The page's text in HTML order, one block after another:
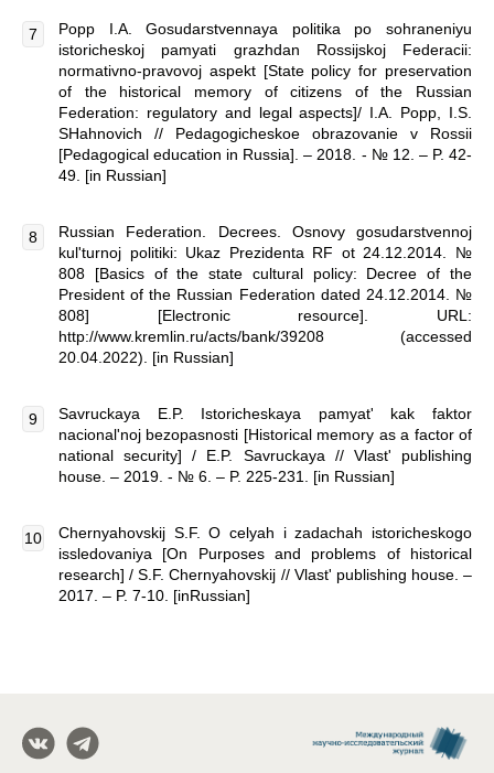
Popp I.A. Gosudarstvennaya politika po sohraneniyu
istoricheskoj pamyati grazhdan Rossijskoj Federacii:
normativno-pravovoj aspekt [State policy for preservation
of the historical memory of citizens of the Russian
Federation: regulatory and legal aspects]/ I.A. Popp, I.S.
SHahnovich // Pedagogicheskoe obrazovanie v Rossii
[Pedagogical education in Russia]. – 2018. - № 12. – P. 42-
49. [in Russian]
Russian Federation. Decrees. Osnovy gosudarstvennoj
kul'turnoj politiki: Ukaz Prezidenta RF ot 24.12.2014. №
808 [Basics of the state cultural policy: Decree of the
President of the Russian Federation dated 24.12.2014. №
808] [Electronic resource]. URL:
http://www.kremlin.ru/acts/bank/39208 (accessed
20.04.2022). [in Russian]
Savruckaya E.P. Istoricheskaya pamyat' kak faktor
nacional'noj bezopasnosti [Historical memory as a factor of
national security] / E.P. Savruckaya // Vlast' publishing
house. – 2019. - № 6. – P. 225-231. [in Russian]
Chernyahovskij S.F. O celyah i zadachah istoricheskogo
issledovaniya [On Purposes and problems of historical
research] / S.F. Chernyahovskij // Vlast' publishing house. –
2017. – P. 7-10. [inRussian]